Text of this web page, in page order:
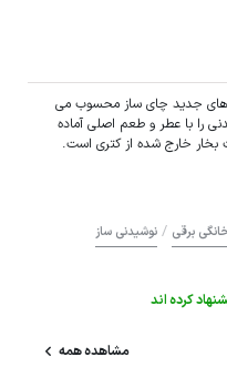
های جدید چای ساز محسوب می
را با عطر و طعم اصلی آماده
بخار خارج شده از کتری است.
برقی / نوشیدنی ساز
مشاهده همه